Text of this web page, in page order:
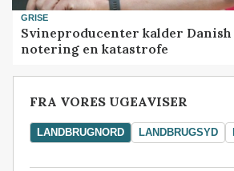
GRISE
Svineproducenter kalder
notering en katastrofe
FRA VORES UGEAVISER
LANDBRUGNORD LANDBRUGSYD